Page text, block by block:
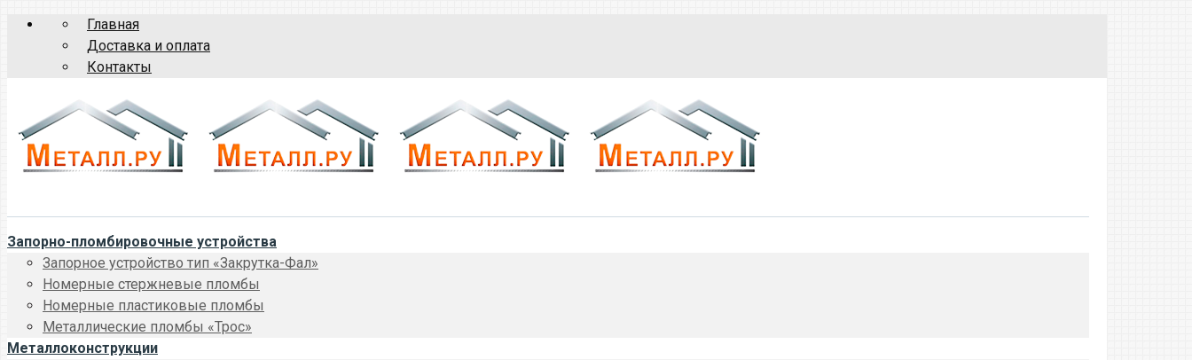
Главная
Доставка и оплата
Контакты
Запорно-пломбировочные устройства
Запорное устройство тип «Закрутка-Фал»
Номерные стержневые пломбы
Номерные пластиковые пломбы
Металлические пломбы «Трос»
Металлоконструкции